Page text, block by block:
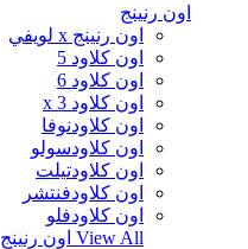
اون رنينج
اون رنينج x لويفي
اون كلاود 5
اون كلاود 6
اون كلاود x 3
اون كلاودنوفا
اون كلاودسولو
اون كلاودتيلت
اون كلاودفنتشر
اون كلاودفلو
View All اون رنينج